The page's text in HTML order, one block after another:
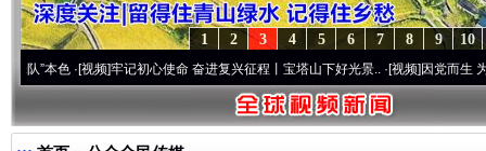
10
9
8
7
6
5
4
3
2
1
·[视频]牢记初心使命 奋进复兴征程丨宝塔山下好光景..·[视频]因党而生 为党而战